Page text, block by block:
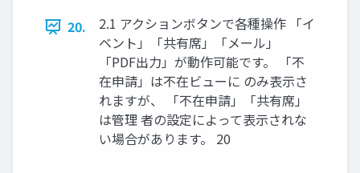
20.
2.1 アクションボタンで各種操作 「イ
ベント」「共有席」「メール」
「PDF出力」が動作可能です。 「不
在申請」は不在ビューに のみ表示さ
れますが、 「不在申請」「共有席」
は管理 者の設定によって表示されな
い場合があります。 20